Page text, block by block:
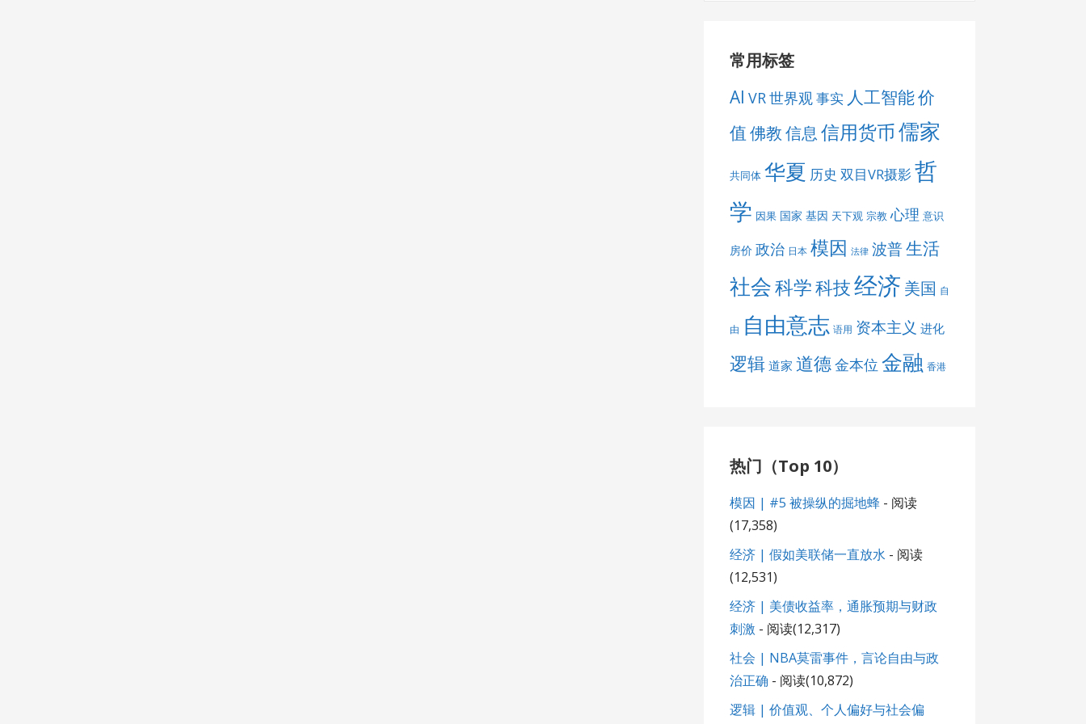
常用标签
AI VR世界观事实 人工智能价
值佛教信息信用货币儒家
共同体 华夏 历史 双目VR摄影 哲
学 因果 国家 基因 天下观 宗教 心理 意识
房价 政治 日本 模因 法律 波普生活
社会科学科技经济 美国 自
由 自由意志 语用 资本主义 进化
逻辑 道家 道德金本位 金融 香港
热门（Top 10）
模因 | #5 被操纵的掘地蜂- 阅读
(17,358)
经济 | 假如美联储一直放水 - 阅读
(12,531)
经济 | 美债收益率，通胀预期与财政
刺激 - 阅读(12,317)
社会 | NBA莫雷事件，言论自由与政
治正确 - 阅读(10,872)
逻辑 | 价值观、个人偏好与社会偏